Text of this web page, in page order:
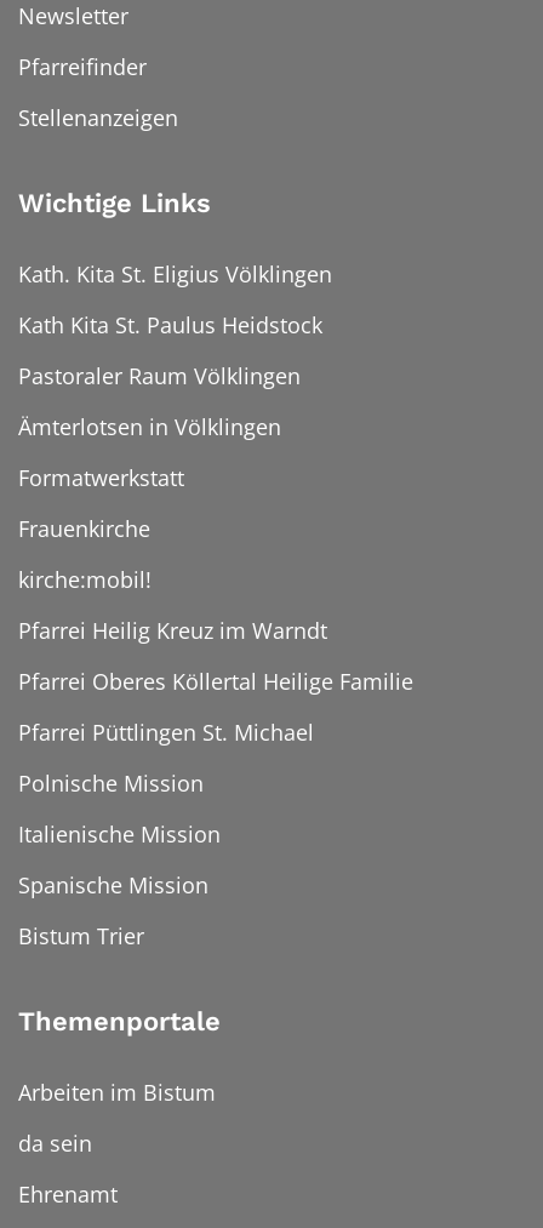
Newsletter
Pfarreifinder
Stellenanzeigen
Wichtige Links
Kath. Kita St. Eligius Völklingen
Kath Kita St. Paulus Heidstock
Pastoraler Raum Völklingen
Ämterlotsen in Völklingen
Formatwerkstatt
Frauenkirche
kirche:mobil!
Pfarrei Heilig Kreuz im Warndt
Pfarrei Oberes Köllertal Heilige Familie
Pfarrei Püttlingen St. Michael
Polnische Mission
Italienische Mission
Spanische Mission
Bistum Trier
Themenportale
Arbeiten im Bistum
da sein
Ehrenamt